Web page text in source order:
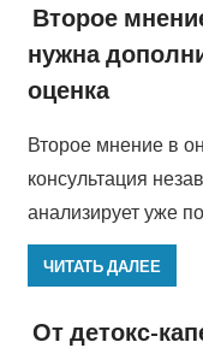
Второе
нужна
оценка
Второе мнение в
консультация
анализирует уже
ЧИТАТЬ ДАЛЕЕ
От детокс-